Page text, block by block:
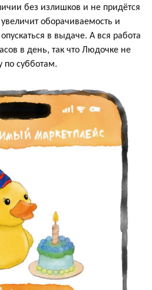
без излишков и не придётся
оборачиваемость и
в выдаче. А вся работа
в день, так что Людочке не
по субботам.